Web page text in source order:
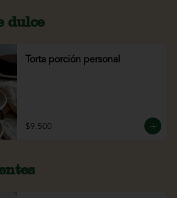
dulce
Torta porción personal
$9.500